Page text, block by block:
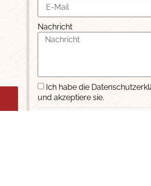
Nachricht
Ich habe die
und akzeptiere sie.